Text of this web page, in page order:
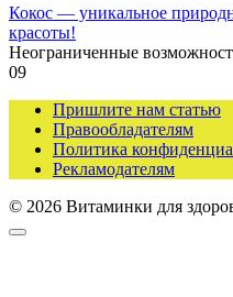
Кокос — уникальное
красоты!
Неограниченные
09
Пришлите нам статью
Правообладателям
Политика
Рекламодателям
© 2026 Витаминки для